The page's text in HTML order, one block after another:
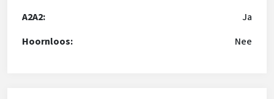
A2A2:
Ja
Hoornloos:
Nee